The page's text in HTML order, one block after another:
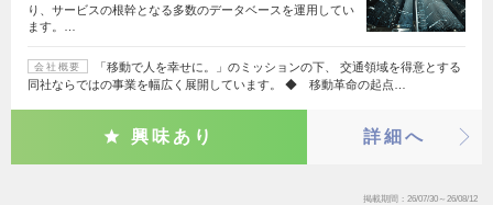
り、サービスの根幹となる多数のデータベースを運用してい
ます。…
会社概要
「移動で人を幸せに。」のミッションの下、 交通領域を得意とする
同社ならではの事業を幅広く展開しています。 ◆ 移動革命の起点…
興味あり 詳細へ
掲載期間 26/07/30～26/08/12